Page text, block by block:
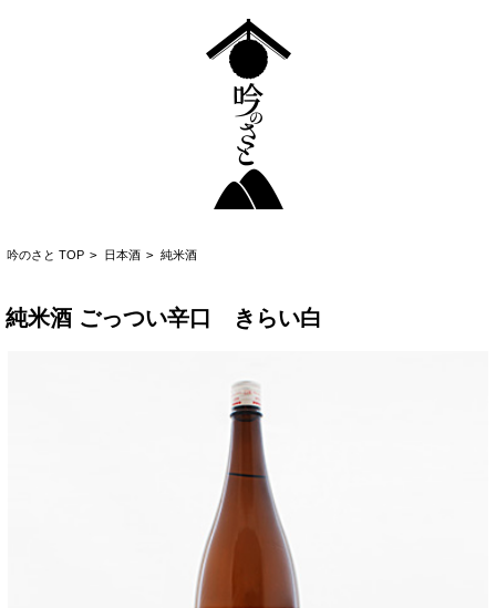
吟のさと TOP > 日本酒 > 純米酒
純米酒 ごっつい辛口 きらい白